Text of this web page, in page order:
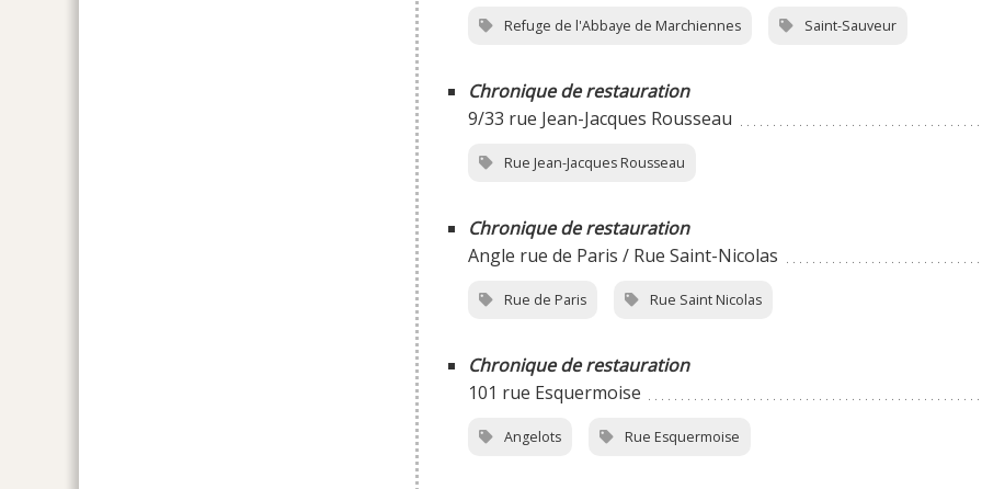
Refuge de l'Abbaye de Marchiennes Saint-Sauveur
Chronique de restauration
9/33 rue Jean-Jacques Rousseau
Rue Jean-Jacques Rousseau
Chronique de restauration
Angle rue de Paris / Rue Saint-Nicolas
Rue de Paris Rue Saint Nicolas
Chronique de restauration
101 rue Esquermoise
Angelots Rue Esquermoise